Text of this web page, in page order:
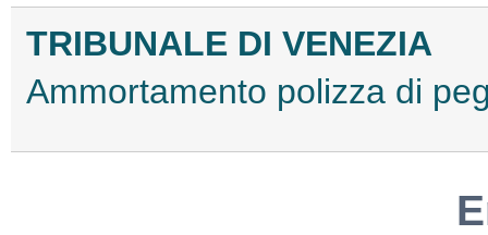
TRIBUNALE DI VENEZIA
Ammortamento polizza di